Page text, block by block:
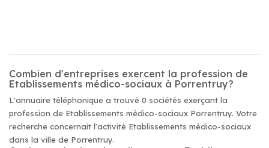
Combien d'entreprises exercent la profession de
Etablissements médico-sociaux à Porrentruy?
L'annuaire téléphonique a trouvé 0 sociétés exerçant la
profession de Etablissements médico-sociaux Porrentruy. Votre
recherche concernait l'activité Etablissements médico-sociaux
dans la ville de Porrentruy.